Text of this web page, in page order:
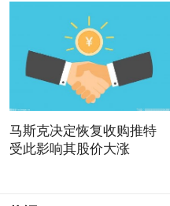
马斯克决定恢复收购推特
受此影响其股价大涨